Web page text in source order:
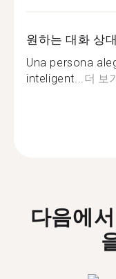
원하는 대화 상대
Una persona
inteligent...더 보
다음에